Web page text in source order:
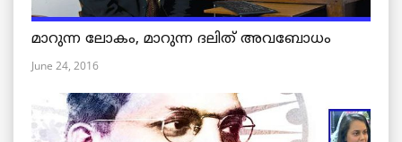
മാറുന്ന ലോകം, മാറുന്ന ദലിത് അവബോധം
June 24, 2016